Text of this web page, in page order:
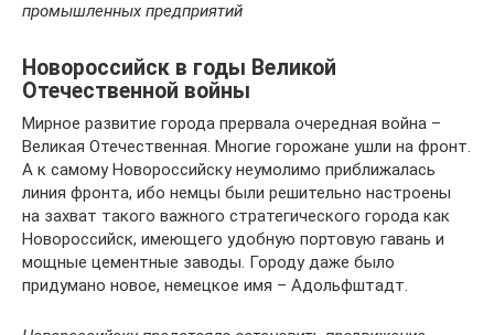
промышленных предприятий
Новороссийск в годы Великой
Отечественной войны
Мирное развитие города прервала очередная война –
Великая Отечественная. Многие горожане ушли на фронт.
А к самому Новороссийску неумолимо приближалась
линия фронта, ибо немцы были решительно настроены
на захват такого важного стратегического города как
Новороссийск, имеющего удобную портовую гавань и
мощные цементные заводы. Городу даже было
придумано новое, немецкое имя – Адольфштадт.